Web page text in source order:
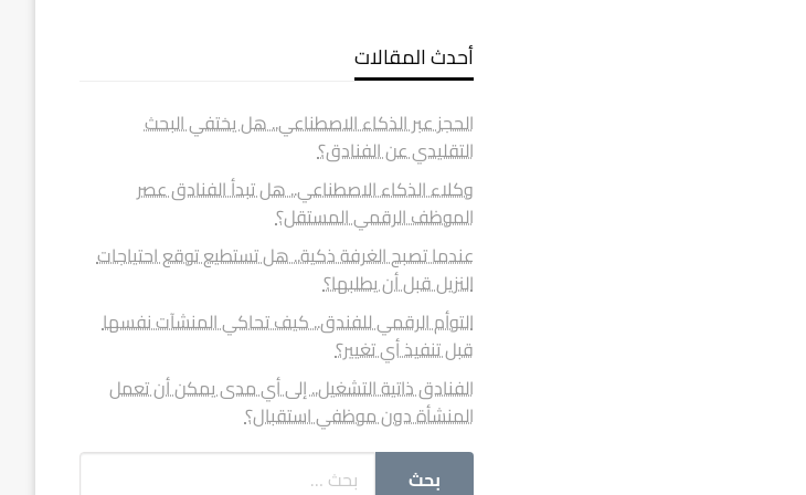
أحدث المقالات
الحجز عبر الذكاء الاصطناعي.. هل يختفي البحث
التقليدي عن الفنادق؟
وكلاء الذكاء الاصطناعي.. هل تبدأ الفنادق عصر
الموظف الرقمي المستقل؟
عندما تصبح الغرفة ذكية.. هل تستطيع توقع احتياجات
النزيل قبل أن يطلبها؟
التوأم الرقمي للفندق.. كيف تحاكي المنشآت نفسها
قبل تنفيذ أي تغيير؟
الفنادق ذاتية التشغيل.. إلى أي مدى يمكن أن تعمل
المنشأة دون موظفي استقبال؟